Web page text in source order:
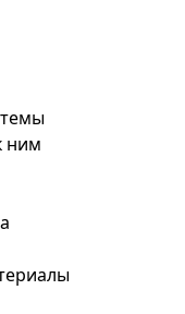
ним